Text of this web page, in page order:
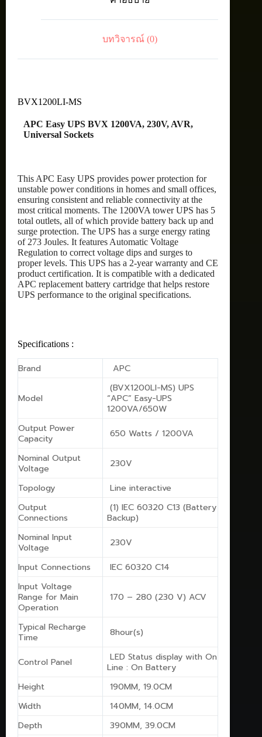
บทวิจารณ์ (0)
BVX1200LI-MS
APC Easy UPS BVX 1200VA, 230V, AVR,
Universal Sockets
This APC Easy UPS provides power protection for
unstable power conditions in homes and small offices,
ensuring consistent and reliable connectivity at the
most critical moments. The 1200VA tower UPS has 5
total outlets, all of which provide battery back up and
surge protection. The UPS has a surge energy rating
of 273 Joules. It features Automatic Voltage
Regulation to correct voltage dips and surges to
proper levels. This UPS has a 2-year warranty and CE
product certification. It is compatible with a dedicated
APC replacement battery cartridge that helps restore
UPS performance to the original specifications.
Specifications :
Brand APC
Model
(BVX1200LI-MS) UPS
“APC” Easy-UPS
1200VA/650W
Output Power
Capacity
650 Watts / 1200VA
Nominal Output
Voltage
230V
Topology
Line interactive
Output
Connections
(1) IEC 60320 C13 (Battery
Backup)
Nominal Input
Voltage
230V
Input Connections
IEC 60320 C14
Input Voltage
Range for Main
Operation
170 – 280 (230 V) ACV
Typical Recharge
Time
8hour(s)
Control Panel
LED Status display with On
Line : On Battery
Height
190MM, 19.0CM
Width
140MM, 14.0CM
Depth
390MM, 39.0CM